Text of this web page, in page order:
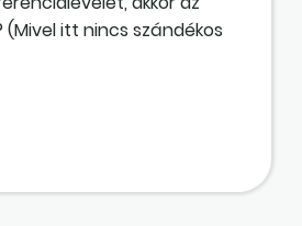
itt nincs szándékos